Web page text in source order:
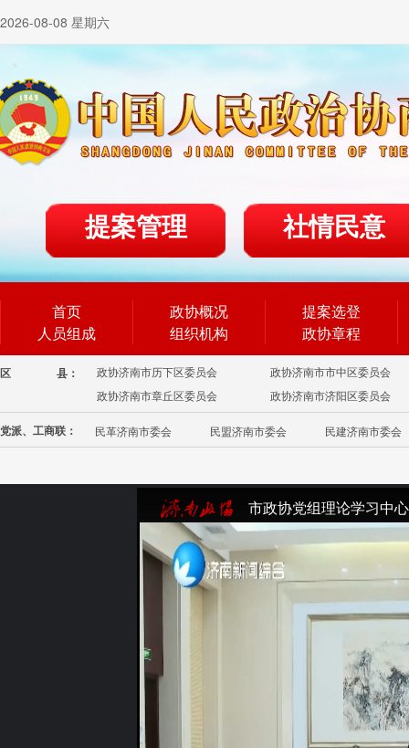
2026-08-08 星期六
提案管理 社情民意
首页
人员组成
政协概况
组织机构
提案选登
政协章程
区 县： 政协济南市历下区委员会
政协济南市市中区委员会
政协济南市章丘区委员会
政协济南市济阳区委员会
党派、工商联： 民革济南市委会 民盟济南市委会 民建济南市委会
市政协党组理论学习中